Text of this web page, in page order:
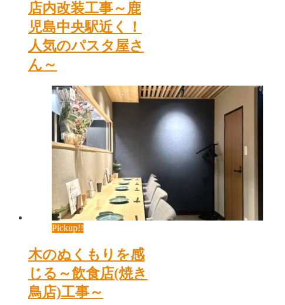
店内改装工事～鹿
児島中央駅近く！
人気のパスタ屋さ
ん～
Pickup!!
木のぬくもりを感
じる～飲食店(焼き
鳥店)工事～